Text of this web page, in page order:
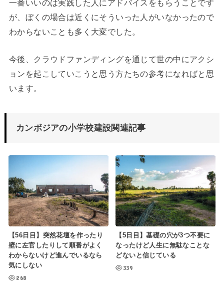
一番いいのは実践した人にアドバイスをもらうことです
が、ぼくの場合は近くにそういった人がいなかったので
わからないことも多く大変でした。
今後、クラウドファンディングを通じて世の中にアクシ
ョンを起こしていこうと思う方たちの参考になればと思
います。
カンボジアの小学校建設関連記事
【56日目】突然花壇を作ったり
壁に左官したりして順番がよく
わからないけど進んでいるなら
気にしない
268
【5日目】基礎の穴が3つ不要に
なったけど人生に無駄なことな
どないと信じている
339